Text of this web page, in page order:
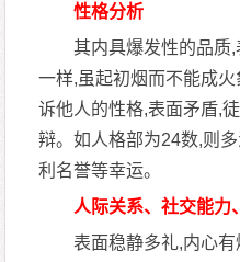
性格分析
其内具爆发性的品质
一样,虽起初烟而不能成
诉他人的性格,表面矛盾,
辩。如人格部为24数,则
利名誉等幸运。
人际关系、社交能力
表面稳静多礼,内心